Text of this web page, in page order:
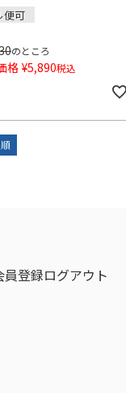
便可
のところ
格 ¥5,890税込
員登録ログアウト